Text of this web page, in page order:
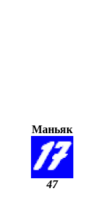
Маньяк
47